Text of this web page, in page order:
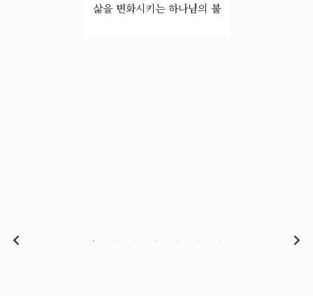
삶을 변화시키는 하나님의 불